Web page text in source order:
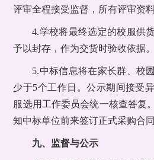
评审全程接受监督，所有评审资
4.学校将最终选定的校服供
予以封存，作为交货时验收依据。
5.中标信息将在家长群、校
少于5个工作日。公示期间接受
服选用工作委员会统一核查答复
知中标单位前来签订正式采购合同
九、监督与公示